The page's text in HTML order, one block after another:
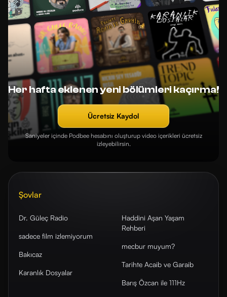
Her hafta eklenen yeni bölümleri kaçırma!
Ücretsiz Kaydol
Saniyeler içinde Podbee hesabını oluşturup video içerikleri ücretsiz
izleyebilirsin.
Şovlar
Dr. Güleç Radio
sadece film izlemiyorum
Bakıcaz
Karanlık Dosyalar
Haddini Aşan Yaşam
Rehberi
mecbur muyum?
Tarihte Acaib ve Garaib
Barış Özcan ile 111Hz